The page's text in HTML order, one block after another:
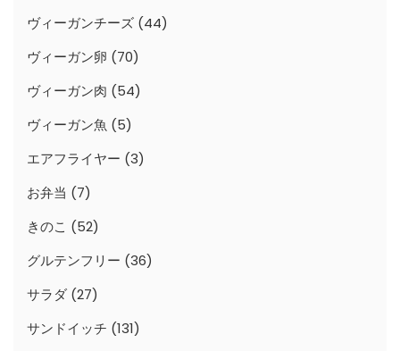
ヴィーガンチーズ (44)
ヴィーガン卵 (70)
ヴィーガン肉 (54)
ヴィーガン魚 (5)
エアフライヤー (3)
お弁当 (7)
きのこ (52)
グルテンフリー (36)
サラダ (27)
サンドイッチ (131)